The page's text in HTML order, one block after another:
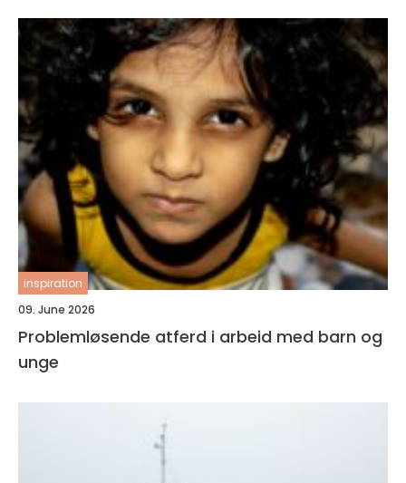
inspiration
09. June 2026
Problemløsende atferd i arbeid med barn og
unge